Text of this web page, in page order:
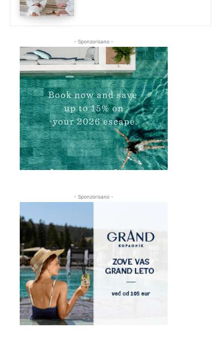
- Sponzorisano -
- Sponzorisano -